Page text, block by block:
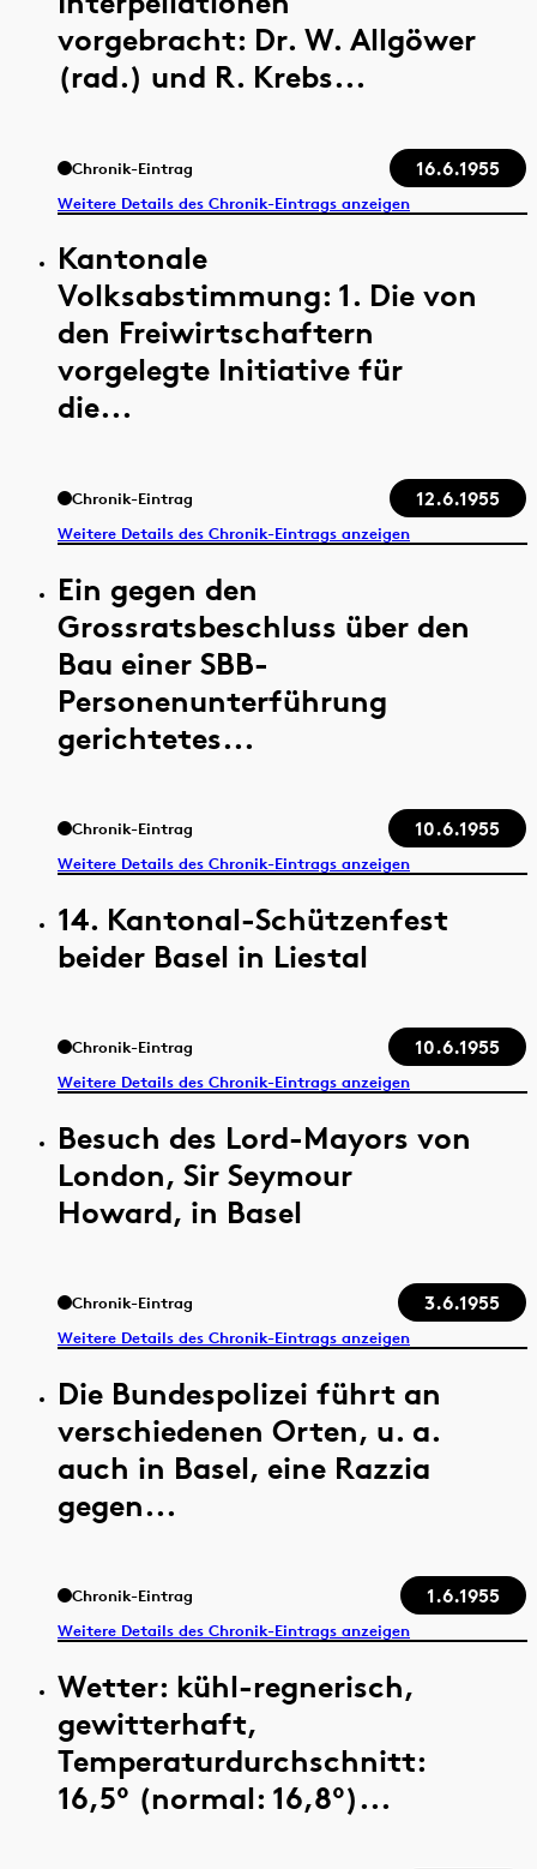
vorgebracht: Dr. W. Allgöwer
(rad.) und R. Krebs...
Chronik-Eintrag 16.6.1955
Weitere Details des Chronik-Eintrags anzeigen
Kantonale
Volksabstimmung: 1. Die von
den Freiwirtschaftern
vorgelegte Initiative für
die...
Chronik-Eintrag 12.6.1955
Weitere Details des Chronik-Eintrags anzeigen
Ein gegen den
Grossratsbeschluss über den
Bau einer SBB-
Personenunterführung
gerichtetes...
Chronik-Eintrag 10.6.1955
Weitere Details des Chronik-Eintrags anzeigen
14. Kantonal-Schützenfest
beider Basel in Liestal
Chronik-Eintrag 10.6.1955
Weitere Details des Chronik-Eintrags anzeigen
Besuch des Lord-Mayors von
London, Sir Seymour
Howard, in Basel
Chronik-Eintrag 3.6.1955
Weitere Details des Chronik-Eintrags anzeigen
Die Bundespolizei führt an
verschiedenen Orten, u. a.
auch in Basel, eine Razzia
gegen...
Chronik-Eintrag 1.6.1955
Weitere Details des Chronik-Eintrags anzeigen
Wetter: kühl-regnerisch,
gewitterhaft,
Temperaturdurchschnitt:
16,5° (normal: 16,8°)...